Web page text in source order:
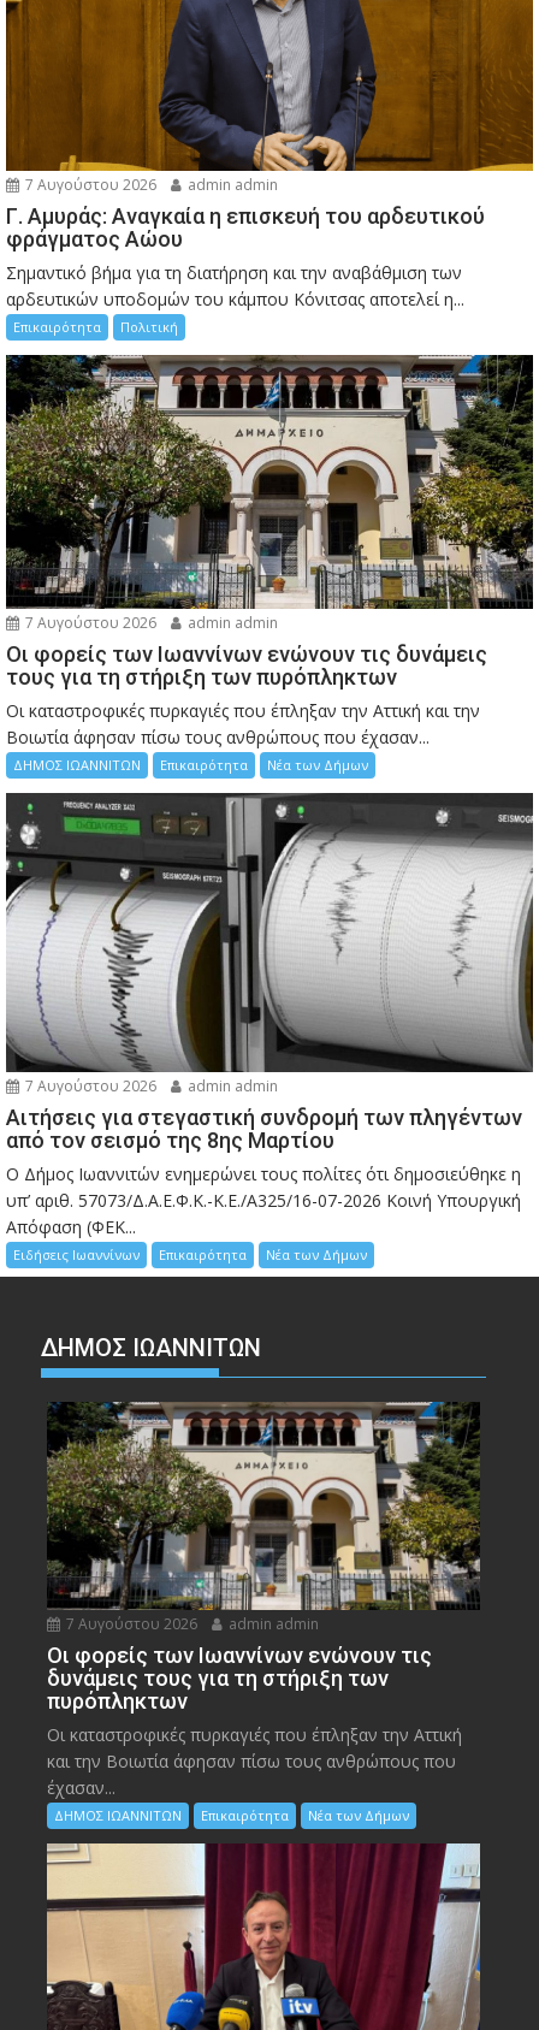
7 Αυγούστου 2026 admin admin
Γ. Αμυράς: Αναγκαία η επισκευή του αρδευτικού
φράγματος Αώου
Σημαντικό βήμα για τη διατήρηση και την αναβάθμιση των
αρδευτικών υποδομών του κάμπου Κόνιτσας αποτελεί η...
Επικαιρότητα Πολιτική
7 Αυγούστου 2026 admin admin
Οι φορείς των Ιωαννίνων ενώνουν τις δυνάμεις
τους για τη στήριξη των πυρόπληκτων
Οι καταστροφικές πυρκαγιές που έπληξαν την Αττική και την
Bοιωτία άφησαν πίσω τους ανθρώπους που έχασαν...
ΔΗΜΟΣ ΙΩΑΝΝΙΤΩΝ Επικαιρότητα Νέα των Δήμων
7 Αυγούστου 2026 admin admin
Αιτήσεις για στεγαστική συνδρομή των πληγέντων
από τον σεισμό της 8ης Μαρτίου
Ο Δήμος Ιωαννιτών ενημερώνει τους πολίτες ότι δημοσιεύθηκε η
υπ’ αριθ. 57073/Δ.Α.Ε.Φ.Κ.-Κ.Ε./Α325/16-07-2026 Κοινή Υπουργική
Απόφαση (ΦΕΚ...
Ειδήσεις Ιωαννίνων Επικαιρότητα Νέα των Δήμων
ΔΗΜΟΣ ΙΩΑΝΝΙΤΩΝ
7 Αυγούστου 2026 admin admin
Οι φορείς των Ιωαννίνων ενώνουν τις
δυνάμεις τους για τη στήριξη των
πυρόπληκτων
Οι καταστροφικές πυρκαγιές που έπληξαν την Αττική
και την Bοιωτία άφησαν πίσω τους ανθρώπους που
έχασαν...
ΔΗΜΟΣ ΙΩΑΝΝΙΤΩΝ Επικαιρότητα Νέα των Δήμων